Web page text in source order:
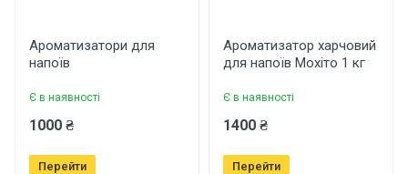
Рейтинг
Ваше ім'я
Ароматизатори для
напоїв
Є в наявності
1000 ₴
Перейти
Ароматизатор харчовий
для напоїв Мохіто 1 кг
Є в наявності
1400 ₴
Перейти